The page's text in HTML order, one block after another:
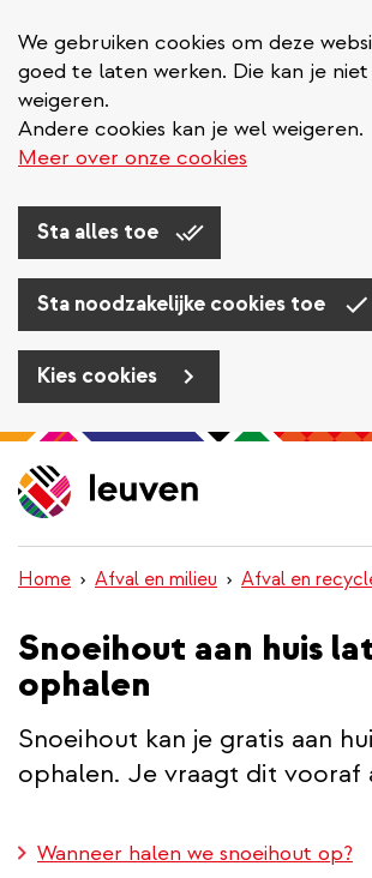
We gebruiken cookies om deze
goed te laten werken. Die kan je niet
weigeren.
Andere cookies kan je wel weigeren.
Meer over onze cookies
Sta alles toe
Sta noodzakelijke cookies toe
Kies cookies
Overslaan
en
naar
inhoud
gaan
Home Afval en milieu Afval en
Snoeihout aan huis
ophalen
Snoeihout kan je gratis aan
ophalen. Je vraagt dit vooraf
Wanneer halen we snoeihout op?